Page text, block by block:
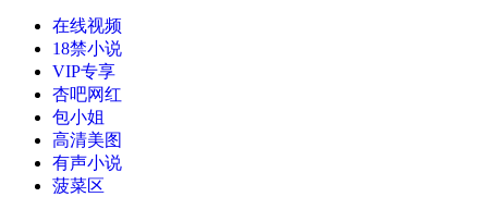
在线视频
18禁小说
VIP专享
杏吧网红
包小姐
高清美图
有声小说
菠菜区